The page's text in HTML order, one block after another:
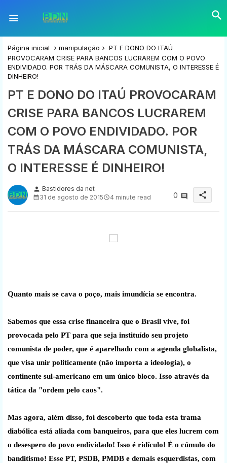
Página inicial manipulação
PT E DONO DO ITAÚ
PROVOCARAM CRISE PARA BANCOS LUCRAREM COM O POVO
ENDIVIDADO. POR TRÁS DA MÁSCARA COMUNISTA, O INTERESSE É
DINHEIRO!
PT E DONO DO ITAÚ PROVOCARAM
CRISE PARA BANCOS LUCRAREM
COM O POVO ENDIVIDADO. POR
TRÁS DA MÁSCARA COMUNISTA,
O INTERESSE É DINHEIRO!
person Bastidores da net
31 de agosto de 2015
4 minute read 0 share
Quanto mais se cava o poço, mais imundícia se encontra.
Sabemos que essa crise financeira que o Brasil vive, foi
provocada pelo PT para que seja instituído seu projeto
comunista de poder, que é aparelhado com a agenda globalista,
que visa unir politicamente (não importa a ideologia), o
continente sul-americano em um único bloco. Isso através da
tática da "ordem pelo caos".
Mas agora, além disso, foi descoberto que toda esta trama
diabólica está aliada com banqueiros, para que eles lucrem com
o desespero do povo endividado! Isso é ridículo! É o cúmulo do
banditismo! Esse PT, PSDB, PMDB e demais esquerdistas, com